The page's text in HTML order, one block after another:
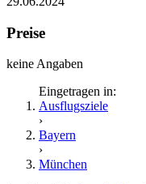
Preise
keine Angaben
Eingetragen in:
Ausflugsziele
›
Bayern
›
München